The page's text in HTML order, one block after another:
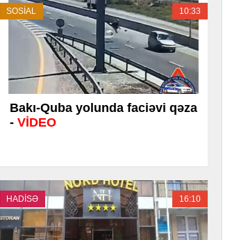
SOSİAL 10:33
Bakı-Quba yolunda faciəvi qəza
- VİDEO
HADİSƏ 16:10